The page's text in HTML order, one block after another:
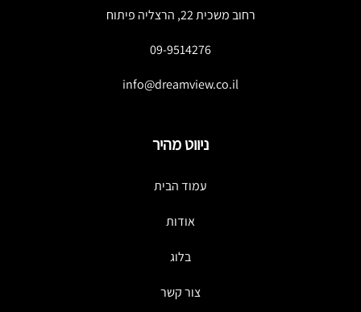
רחוב משכית 22, הרצליה פיתוח
09-9514276
info@dreamview.co.il
ניווט מהיר
עמוד הבית
אודות
בלוג
צור קשר